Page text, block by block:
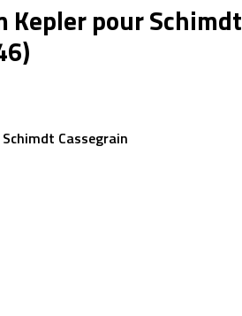
Kepler pour Schimdt
Cassegrain